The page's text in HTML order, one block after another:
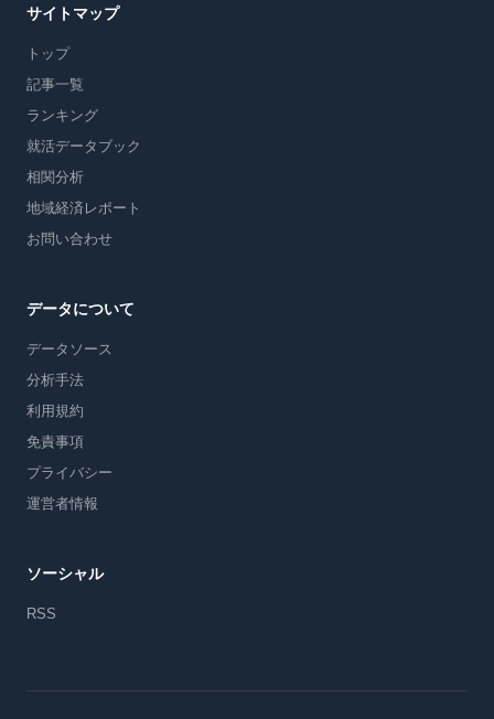
サイトマップ
トップ
記事一覧
ランキング
就活データブック
相関分析
地域経済レポート
お問い合わせ
データについて
データソース
分析手法
利用規約
免責事項
プライバシー
運営者情報
ソーシャル
RSS